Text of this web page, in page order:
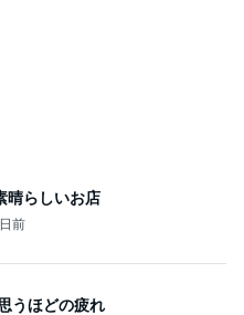
晴らしいお店
前
うほどの疲れ